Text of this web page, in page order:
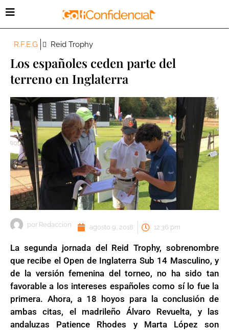
R.F.E.G Reid Trophy
Los españoles ceden parte del
terreno en Inglaterra
por Redaccion agosto 9, 2018 12:36 pm
La segunda jornada del Reid Trophy, sobrenombre
que recibe el Open de Inglaterra Sub 14 Masculino, y
de la versión femenina del torneo, no ha sido tan
favorable a los intereses españoles como sí lo fue la
primera. Ahora, a 18 hoyos para la conclusión de
ambas citas, el madrileño Álvaro Revuelta, y las
andaluzas Patience Rhodes y Marta López son